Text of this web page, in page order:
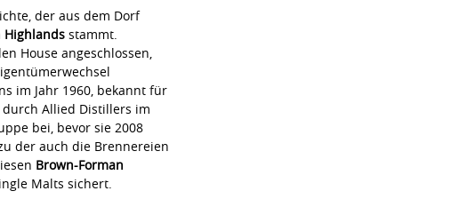
der aus dem Dorf
Highlands stammt.
House angeschlossen,
im Jahr 1960, bekannt für
Allied Distillers im
bei, bevor sie 2008
der auch die Brennereien
Brown-Forman
Malts sichert.